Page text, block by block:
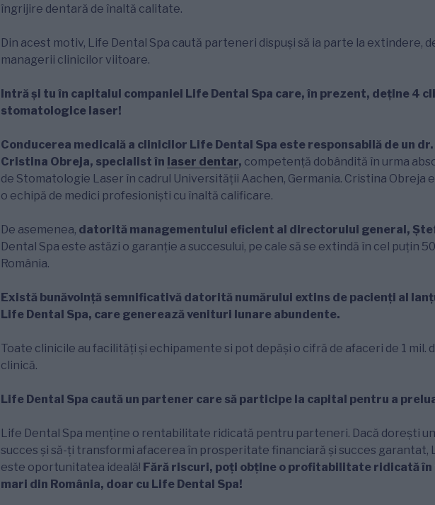
îngrijire dentară de înaltă calitate.
Din acest motiv, Life Dental Spa caută parteneri dispuși să ia parte la extindere,
managerii clinicilor viitoare.
Intră și tu în capitalul companiei Life Dental Spa care, în prezent, deține 4
stomatologice laser!
Conducerea medicală a clinicilor Life Dental Spa este responsabilă de un
Cristina Obreja, specialist în laser dentar, competență dobândită în urma
de Stomatologie Laser în cadrul Universității Aachen, Germania. Cristina Obreja
o echipă de medici profesioniști cu înaltă calificare.
De asemenea, datorită managementului eficient al directorului general,
Dental Spa este astăzi o garanție a succesului, pe cale să se extindă în cel puțin
România.
Există bunăvoință semnificativă datorită numărului extins de pacienți al
Life Dental Spa, care generează venituri lunare abundente.
Toate clinicile au facilități și echipamente si pot depăși o cifră de afaceri de 1 mil.
clinică.
Life Dental Spa caută un partener care să participe la capital pentru a
Life Dental Spa menține o rentabilitate ridicată pentru parteneri. Dacă dorești
succes și să-ți transformi afacerea în prosperitate financiară și succes garantat,
este oportunitatea ideală! Fără riscuri, poți obține o profitabilitate ridicată
mari din România, doar cu Life Dental Spa!